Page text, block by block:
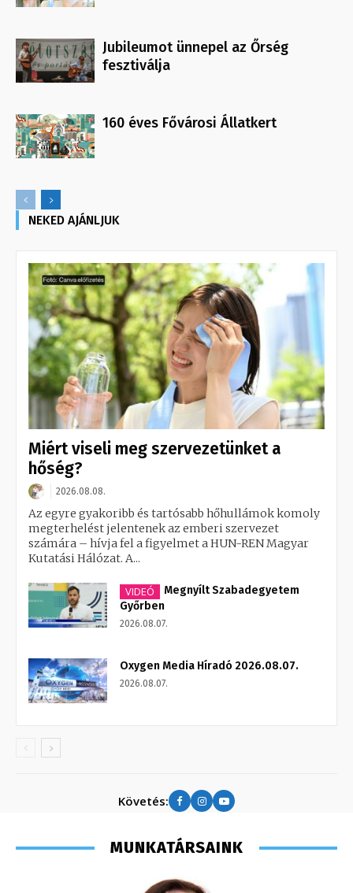
Jubileumot ünnepel az Őrség
fesztiválja
160 éves Fővárosi Állatkert
NEKED AJÁNLJUK
Miért viseli meg szervezetünket a
hőség?
2026.08.08.
Az egyre gyakoribb és tartósabb hőhullámok komoly
megterhelést jelentenek az emberi szervezet
számára – hívja fel a figyelmet a HUN-REN Magyar
Kutatási Hálózat. A...
VIDEÓ
Megnyílt Szabadegyetem
Győrben
2026.08.07.
Oxygen Media Híradó 2026.08.07.
2026.08.07.
Követés:
MUNKATÁRSAINK